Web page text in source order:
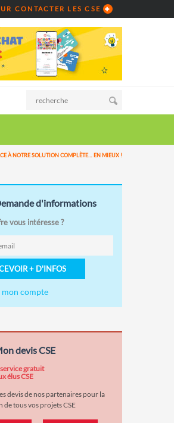
CONTACTER LES CSE
À NOTRE SOLUTION COMPLÈTE… EN MIEUX !
d'informations
vous intéresse ?
+ D'INFOS
compte
devis CSE
gratuit
élus CSE
devis de nos partenaires pour la
de tous vos projets CSE